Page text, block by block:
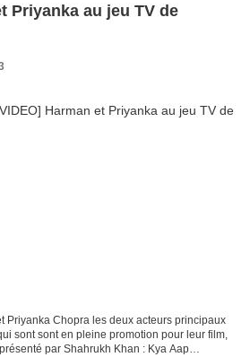
Priyanka au jeu TV de
Priyanka Chopra les deux acteurs principaux
sont sont en pleine promotion pour leur film,
par Shahrukh Khan : Kya Aap